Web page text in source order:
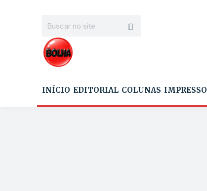
INÍCIO EDITORIAL COLUNAS IMPRESSO